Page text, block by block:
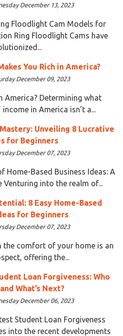
December 13, 2023
Floodlight Cam Models for
Ring Floodlight Cams have
You Rich in America?
December 09, 2023
America? Determining what
in America isn’t a...
Unveiling 8 Lucrative
for Beginners
December 07, 2023
Home-Based Business Ideas: A
Venturing into the realm of...
8 Easy Home-Based
for Beginners
December 07, 2023
the comfort of your home is an
offering the...
Loan Forgiveness: Who
What’s Next?
December 06, 2023
Student Loan Forgiveness
into the recent developments